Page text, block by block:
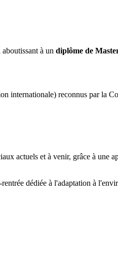
à un diplôme de
reconnus par la
actuels et à venir, grâce à une
dédiée à l'adaptation à